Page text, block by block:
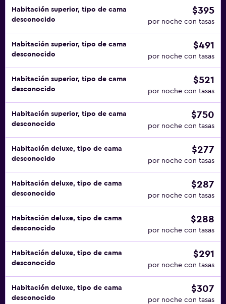
Habitación superior, tipo de cama
desconocido
$395
por noche con tasas
Habitación superior, tipo de cama
desconocido
$491
por noche con tasas
Habitación superior, tipo de cama
desconocido
$521
por noche con tasas
Habitación superior, tipo de cama
desconocido
$750
por noche con tasas
Habitación deluxe, tipo de cama
desconocido
$277
por noche con tasas
Habitación deluxe, tipo de cama
desconocido
$287
por noche con tasas
Habitación deluxe, tipo de cama
desconocido
$288
por noche con tasas
Habitación deluxe, tipo de cama
desconocido
$291
por noche con tasas
Habitación deluxe, tipo de cama
desconocido
$307
por noche con tasas